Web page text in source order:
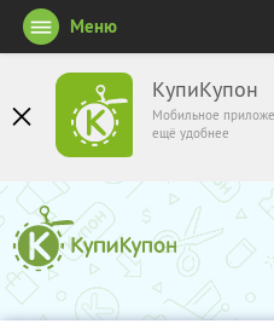
КупиКупон
Мобильное
ещё удобнее
Меню